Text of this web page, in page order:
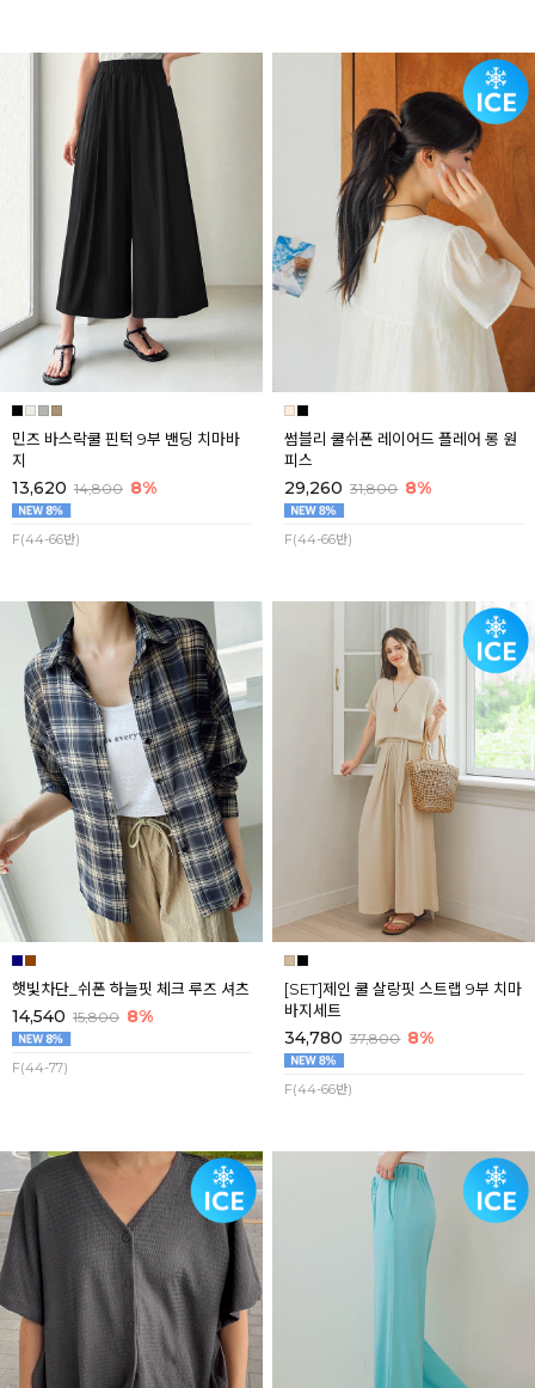
민즈 바스락쿨 핀턱 9부 밴딩 치마바
지
13,620 14,800 8%
F(44-66반)
썸블리 쿨쉬폰 레이어드 플레어 롱 원
피스
29,260 31,800 8%
F(44-66반)
햇빛차단_쉬폰 하늘핏 체크 루즈 셔츠
14,540 15,800 8%
F(44-77)
[SET]제인 쿨 살랑핏 스트랩 9부 치마
바지세트
34,780 37,800 8%
F(44-66반)